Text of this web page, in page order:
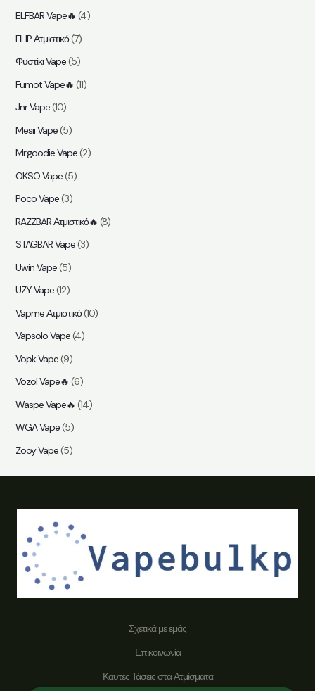
ELFBAR Vape🔥 (4)
FIHP Ατμιστικό(7)
Φυστίκι Vape(5)
Fumot Vape🔥 (11)
Jnr Vape(10)
Mesii Vape(5)
Mr.goodie Vape(2)
OKSO Vape(5)
Poco Vape(3)
RAZZBAR Ατμιστικό🔥 (8)
STAGBAR Vape(3)
Uwin Vape(5)
UZY Vape(12)
Vapme Ατμιστικό(10)
Vapsolo Vape(4)
Vopk Vape(9)
Vozol Vape🔥 (6)
Waspe Vape🔥 (14)
WGA Vape(5)
Zooy Vape(5)
Σχετικά με εμάς
Επικοινωνία
Καυτές Τάσεις στα Ατμίσματα